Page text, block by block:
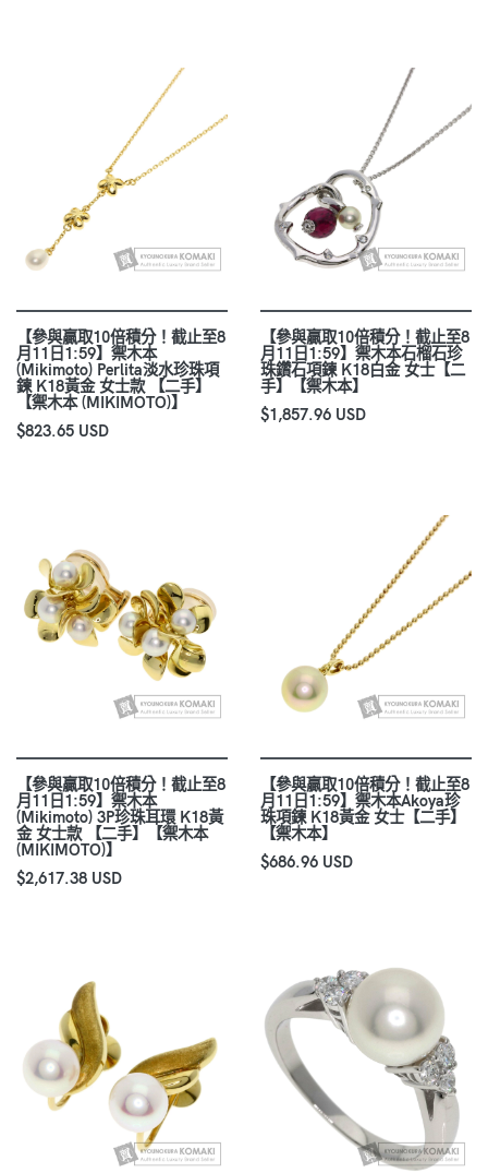
【參與贏取10倍積分！截止至8
月11日1:59】禦木本
(Mikimoto) Perlita淡水珍珠項
鍊 K18黃金 女士款 【二手】
【禦木本 (MIKIMOTO)】
$823.65 USD
【參與贏取10倍積分！截止至8
月11日1:59】禦木本石榴石珍
珠鑽石項鍊 K18白金 女士【二
手】【禦木本】
$1,857.96 USD
【參與贏取10倍積分！截止至8
月11日1:59】禦木本
(Mikimoto) 3P珍珠耳環 K18黃
金 女士款 【二手】【禦木本
(MIKIMOTO)】
$2,617.38 USD
【參與贏取10倍積分！截止至8
月11日1:59】禦木本Akoya珍
珠項鍊 K18黃金 女士【二手】
【禦木本】
$686.96 USD